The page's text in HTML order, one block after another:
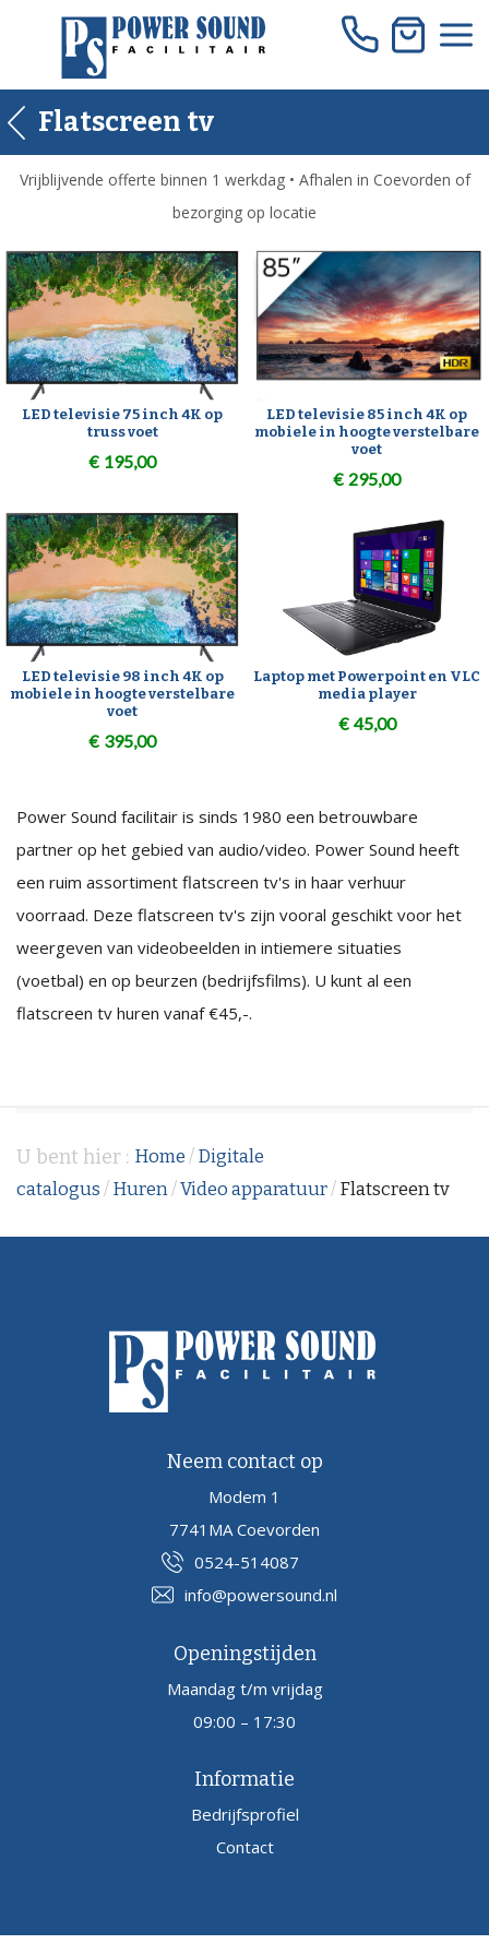
Flatscreen tv
Vrijblijvende offerte binnen 1 werkdag • Afhalen in Coevorden of
bezorging op locatie
LED televisie 75 inch 4K op
truss voet
€ 195,00
LED televisie 85 inch 4K op
mobiele in hoogte verstelbare
voet
€ 295,00
LED televisie 98 inch 4K op
mobiele in hoogte verstelbare
voet
€ 395,00
Laptop met Powerpoint en VLC
media player
€ 45,00
Power Sound facilitair is sinds 1980 een betrouwbare
partner op het gebied van audio/video. Power Sound heeft
een ruim assortiment flatscreen tv's in haar verhuur
voorraad. Deze flatscreen tv's zijn vooral geschikt voor het
weergeven van videobeelden in intiemere situaties
(voetbal) en op beurzen (bedrijfsfilms). U kunt al een
flatscreen tv huren vanaf €45,-.
U bent hier : Home / Digitale
catalogus / Huren/Video apparatuur/ Flatscreen tv
Neem contact op
Modem 1
7741MA Coevorden
0524-514087
info@powersound.nl
Openingstijden
Maandag t/m vrijdag
09:00 – 17:30
Informatie
Bedrijfsprofiel
Contact